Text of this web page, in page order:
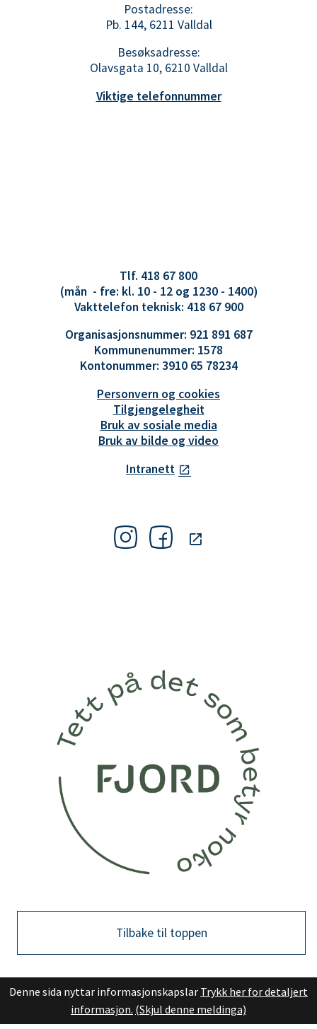
Postadresse:
Pb. 144, 6211 Valldal
Besøksadresse:
Olavsgata 10, 6210 Valldal
Viktige telefonnummer
Tlf. 418 67 800
(mån - fre: kl. 10 - 12 og 1230 - 1400)
Vakttelefon teknisk: 418 67 900
Organisasjonsnummer: 921 891 687
Kommunenummer: 1578
Kontonummer: 3910 65 78234
Personvern og cookies
Tilgjengelegheit
Bruk av sosiale media
Bruk av bilde og video
Intranett
Tilbake til toppen
Denne sida nyttar informasjonskapslar Trykk her for detaljert
informasjon. (Skjul denne meldinga)